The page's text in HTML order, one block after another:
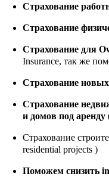
Страхование
Страхование
Страхование для
Insurance, так же
Страхование
Страхование
и домов под аренду
Страхование
residential projects )
Поможем снизить